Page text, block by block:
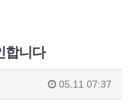
합니다
05.11 07:37